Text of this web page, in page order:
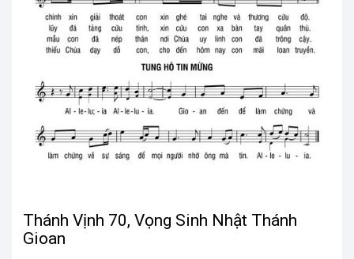
Thánh Vịnh 70, Vọng Sinh Nhật Thánh
Gioan